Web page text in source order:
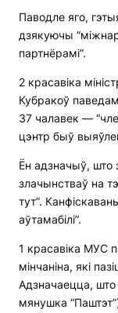
Паводле яго,
дзякуючы
партнёрамі”.
2 красавіка
Кубракоў
37 чалавек —
цэнтр быў
Ён адзначыў, што
злачынстваў на
тут”.
аўтамабілі”.
1 красавіка МУС
мінчаніна, які
Адзначаецца, што
мянушка